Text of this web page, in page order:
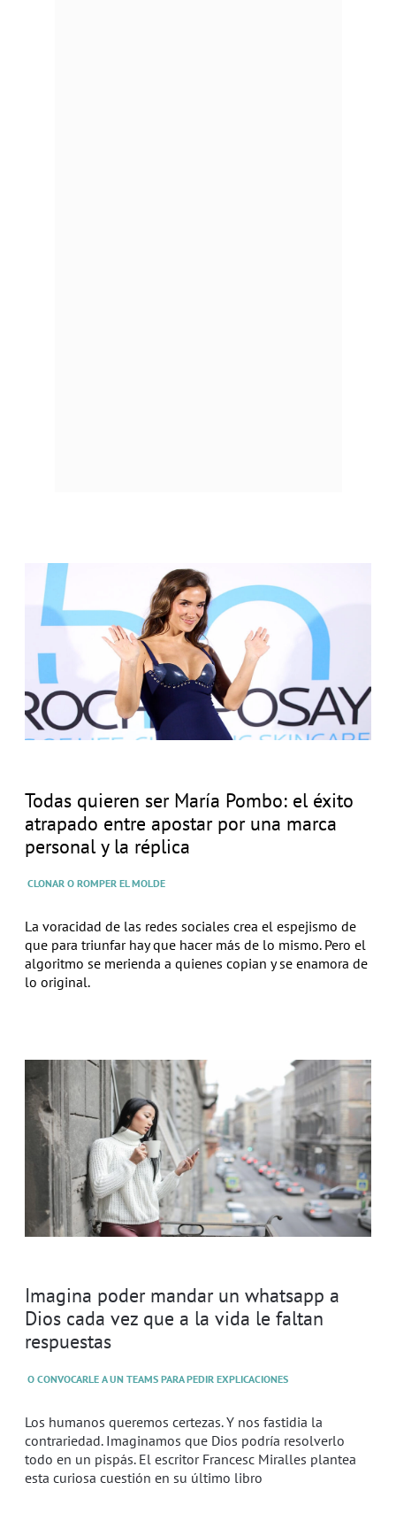
Todas quieren ser María Pombo: el éxito
atrapado entre apostar por una marca
personal y la réplica
CLONAR O ROMPER EL MOLDE
La voracidad de las redes sociales crea el espejismo de
que para triunfar hay que hacer más de lo mismo. Pero el
algoritmo se merienda a quienes copian y se enamora de
lo original.
Imagina poder mandar un whatsapp a
Dios cada vez que a la vida le faltan
respuestas
O CONVOCARLE A UN TEAMS PARA PEDIR EXPLICACIONES
Los humanos queremos certezas. Y nos fastidia la
contrariedad. Imaginamos que Dios podría resolverlo
todo en un pispás. El escritor Francesc Miralles plantea
esta curiosa cuestión en su último libro